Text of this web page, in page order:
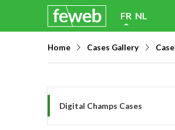
navigation
FR NL
Home Cases Gallery
Digital Champs Cases